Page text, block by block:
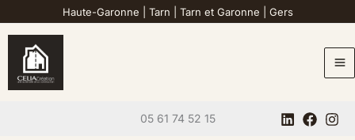
au
contenu
Haute-Garonne Tarn Tarn et Garonne Gers
05 61 74 52 15